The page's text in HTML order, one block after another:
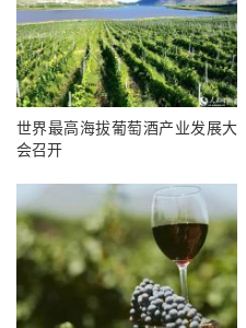
世界最高海拔葡萄酒产业发展大
会召开